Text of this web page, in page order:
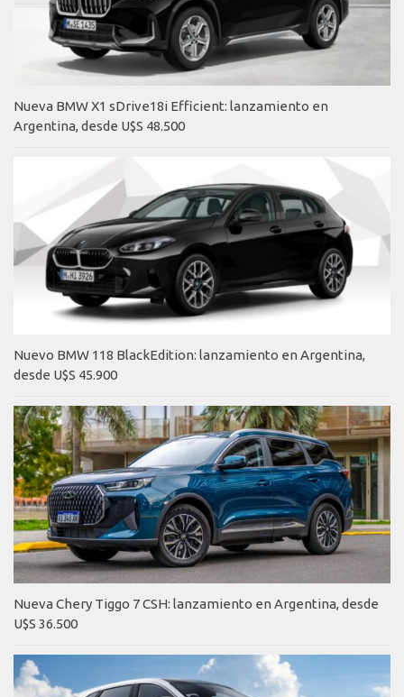
Nueva BMW X1 sDrive18i Efficient: lanzamiento en
Argentina, desde U$S 48.500
Nuevo BMW 118 BlackEdition: lanzamiento en Argentina,
desde U$S 45.900
Nueva Chery Tiggo 7 CSH: lanzamiento en Argentina, desde
U$S 36.500